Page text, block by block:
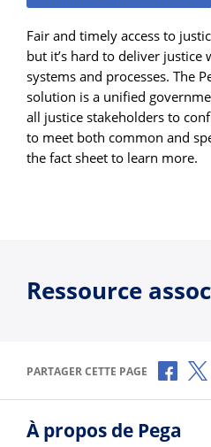
Fair and timely access to
but it’s hard to deliver justice
systems and processes. The
solution is a unified
all justice stakeholders to
to meet both common and
the fact sheet to learn more.
Ressource
PARTAGER CETTE PAGE
À propos de Pega